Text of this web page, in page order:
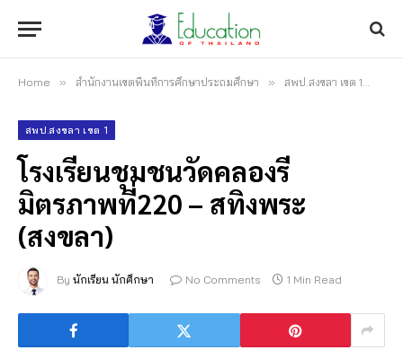
Home » สำนักงานเขตพื้นที่การศึกษาประถมศึกษา » สพป.สงขลา เขต 1
สพป.สงขลา เขต 1
โรงเรียนชุมชนวัดคลองรี
มิตรภาพที่220 – สทิงพระ
(สงขลา)
By นักเรียน นักศึกษา No Comments 1 Min Read